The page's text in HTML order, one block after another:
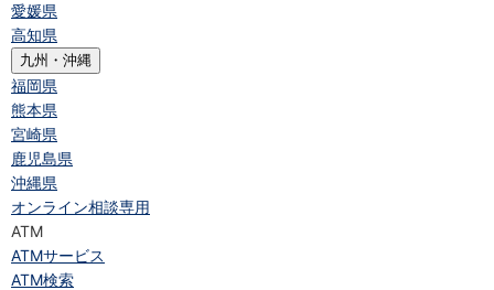
愛媛県
高知県
九州・沖縄
福岡県
熊本県
宮崎県
鹿児島県
沖縄県
オンライン相談専用
ATM
ATMサービス
ATM検索